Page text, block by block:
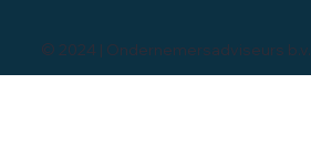
© 2024 | Ondernemersadviseurs b.v.